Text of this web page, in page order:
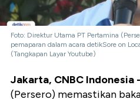
Foto: Direktur Utama PT Pertamina
pemaparan dalam acara detikSore on
(Tangkapan Layar Youtube)
Jakarta, CNBC Indonesia -
(Persero) memastikan